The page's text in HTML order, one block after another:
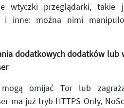
wtyczki przeglądarki, takie
i inne: można nimi
dodatkowych dodatków lub
omijać Tor lub
ma już tryb HTTPS-Only,